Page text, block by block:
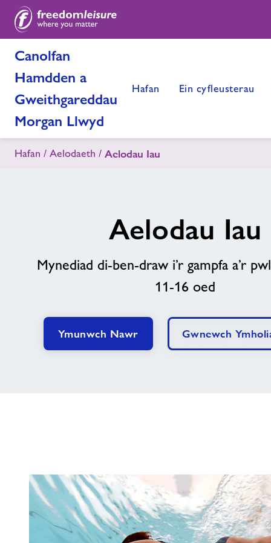
Canolfan
Hamdden a
Gweithgareddau
Morgan Llwyd
Hafan Ein cyfleusterau
Hafan Aelodaeth Aelodau Iau
Aelodau Iau
Mynediad di-ben-draw i’r gampfa a’r
11-16 oed
Ymunwch Nawr Gwnewch